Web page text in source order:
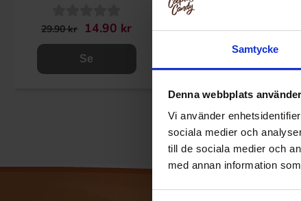
Samtycke
Denna webbplats
Vi använder
sociala medier och
till de sociala medier och
med annan information
29.90 kr 14.90 kr
Se
29.90 kr 14.90 kr